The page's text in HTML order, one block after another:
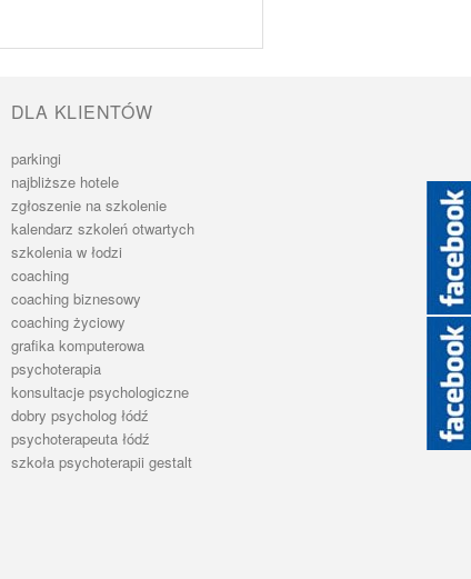
DLA KLIENTÓW
parkingi
najbliższe hotele
zgłoszenie na szkolenie
kalendarz szkoleń otwartych
szkolenia w łodzi
coaching
coaching biznesowy
coaching życiowy
grafika komputerowa
psychoterapia
konsultacje psychologiczne
dobry psycholog łódź
psychoterapeuta łódź
szkoła psychoterapii gestalt